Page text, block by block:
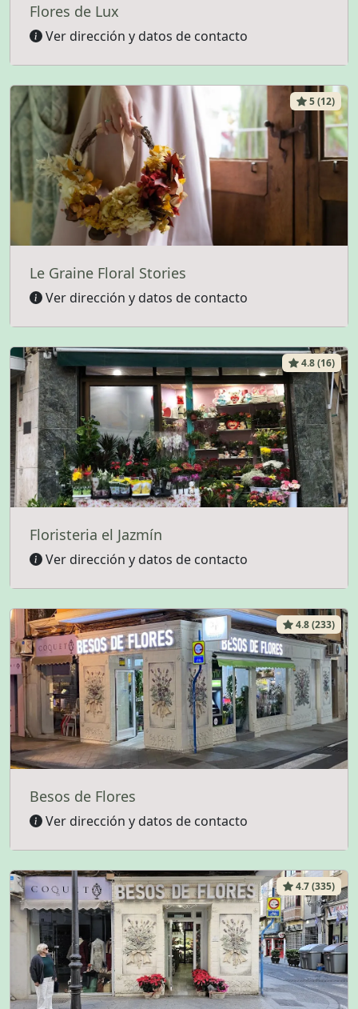
Flores de Lux
Ver dirección y datos de contacto
5 (12)
Le Graine Floral Stories
Ver dirección y datos de contacto
4.8 (16)
Floristeria el Jazmín
Ver dirección y datos de contacto
4.8 (233)
Besos de Flores
Ver dirección y datos de contacto
4.7 (335)